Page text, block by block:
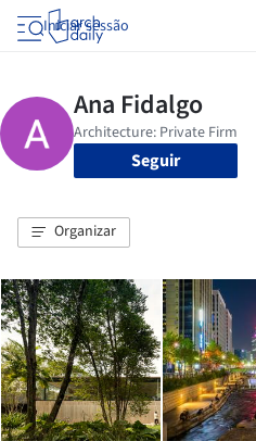
Iniciar sessão
Seguir
Organizar